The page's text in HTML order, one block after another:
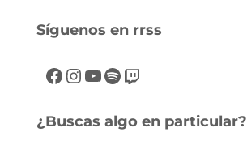
Síguenos en rrss
¿Buscas algo en particular?